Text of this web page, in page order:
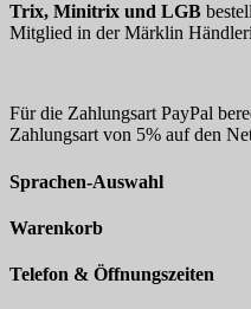
Trix, Minitrix und LGB
Mitglied in der Märklin
Für die Zahlungsart PayPal
Zahlungsart von 5% auf den
Sprachen-Auswahl
Warenkorb
Telefon & Öffnungszeiten